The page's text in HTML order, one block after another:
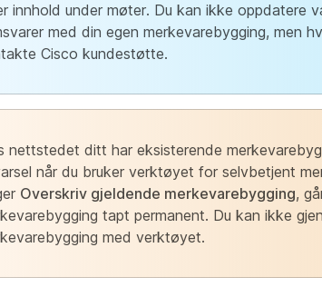
innhold under møter. Du kan ikke oppdatere
med din egen merkevarebygging, men
Cisco kundestøtte.
nettstedet ditt har eksisterende
når du bruker verktøyet for selvbetjent
Overskriv gjeldende merkevarebygging,
tapt permanent. Du kan ikke
med verktøyet.